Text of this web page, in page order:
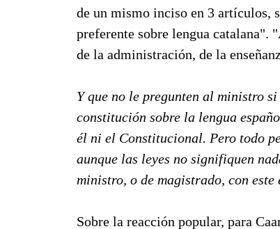
de un mismo inciso en 3 artículos,
preferente sobre lengua catalana".
de la administración, de la
Y que no le pregunten al ministro
constitución sobre la lengua
él ni el Constitucional. Pero todo
aunque las leyes no signifiquen
ministro, o de magistrado, con
Sobre la reacción popular, para